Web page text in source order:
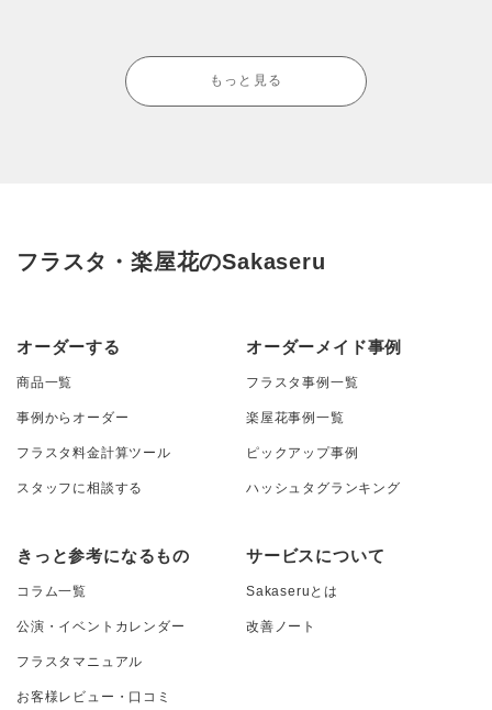
もっと見る
フラスタ・楽屋花のSakaseru
オーダーする
商品一覧
事例からオーダー
フラスタ料金計算ツール
スタッフに相談する
オーダーメイド事例
フラスタ事例一覧
楽屋花事例一覧
ピックアップ事例
ハッシュタグランキング
きっと参考になるもの
コラム一覧
公演・イベントカレンダー
フラスタマニュアル
お客様レビュー・口コミ
サービスについて
Sakaseruとは
改善ノート